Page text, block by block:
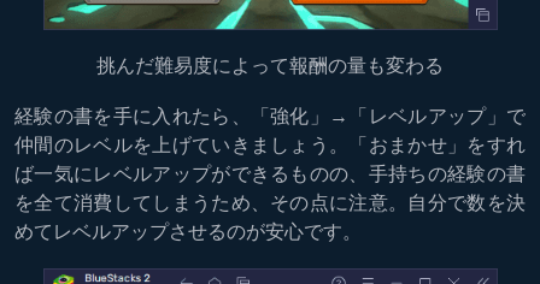
挑んだ難易度によって報酬の量も変わる
経験の書を手に入れたら、「強化」→「レベルアップ」で
仲間のレベルを上げていきましょう。「おまかせ」をすれ
ば一気にレベルアップができるものの、手持ちの経験の書
を全て消費してしまうため、その点に注意。自分で数を決
めてレベルアップさせるのが安心です。